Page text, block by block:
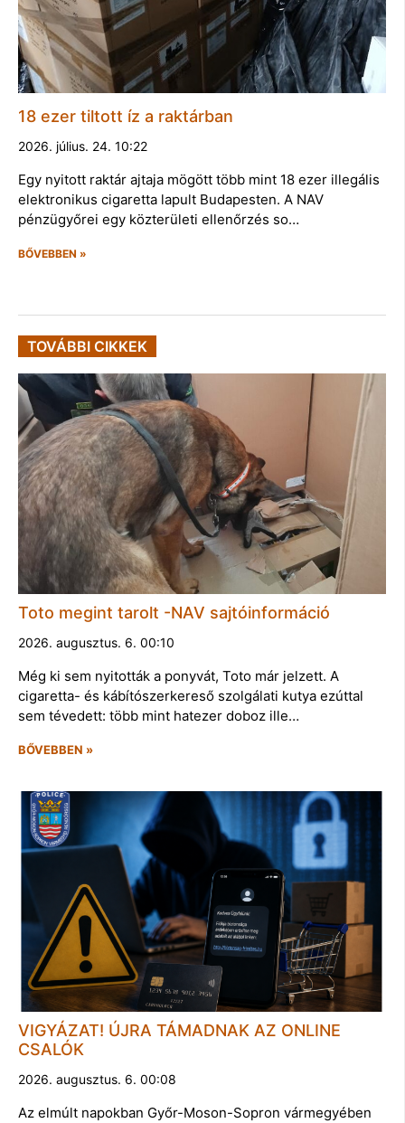
18 ezer tiltott íz a raktárban
2026. július. 24. 10:22
Egy nyitott raktár ajtaja mögött több mint 18 ezer illegális
elektronikus cigaretta lapult Budapesten. A NAV
pénzügyőrei egy közterületi ellenőrzés so…
BŐVEBBEN »
TOVÁBBI CIKKEK
Toto megint tarolt -NAV sajtóinformáció
2026. augusztus. 6. 00:10
Még ki sem nyitották a ponyvát, Toto már jelzett. A
cigaretta- és kábítószerkereső szolgálati kutya ezúttal
sem tévedett: több mint hatezer doboz ille…
BŐVEBBEN »
VIGYÁZAT! ÚJRA TÁMADNAK AZ ONLINE
CSALÓK
2026. augusztus. 6. 00:08
Az elmúlt napokban Győr-Moson-Sopron vármegyében